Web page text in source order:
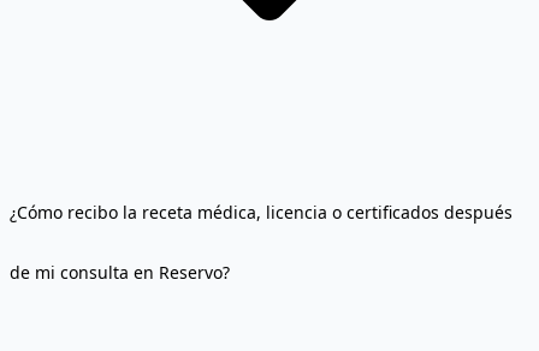
¿Cómo recibo la receta médica, licencia o certificados después
de mi consulta en Reservo?